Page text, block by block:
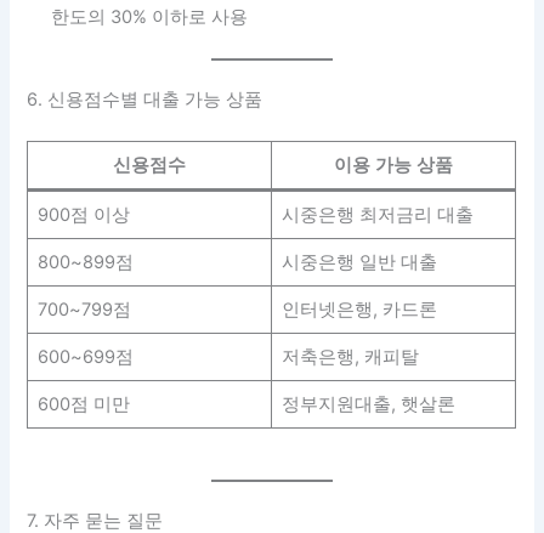
한도의 30% 이하로 사용
6. 신용점수별 대출 가능 상품
신용점수 이용 가능 상품
900점 이상 시중은행 최저금리 대출
800~899점 시중은행 일반 대출
700~799점 인터넷은행, 카드론
600~699점 저축은행, 캐피탈
600점 미만 정부지원대출, 햇살론
7. 자주 묻는 질문